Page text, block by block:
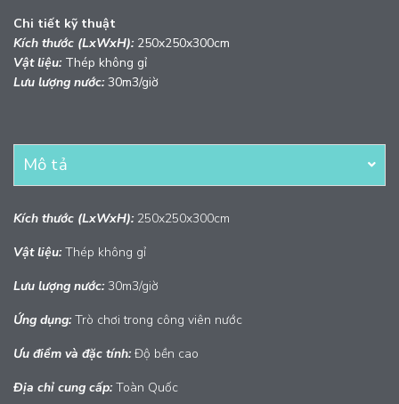
Chi tiết kỹ thuật
Kích thước (LxWxH):250x250x300cm
Vật liệu:Thép không gỉ
Lưu lượng nước:30m3/giờ
Mô tả
Kích thước (LxWxH):250x250x300cm
Vật liệu:Thép không gỉ
Lưu lượng nước:30m3/giờ
Ứng dụng:Trò chơi trong công viên nước
Ưu điểm và đặc tính:Độ bền cao
Địa chỉ cung cấp:Toàn Quốc